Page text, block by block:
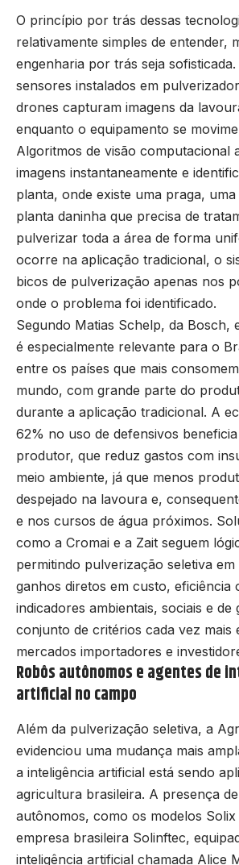
O princípio por trás dessas
relativamente simples de entender,
engenharia por trás seja sofisticada.
sensores instalados em
drones capturam imagens da
enquanto o equipamento se
Algoritmos de visão computacional
imagens instantaneamente e
planta, onde existe uma praga,
planta daninha que precisa de
pulverizar toda a área de forma
ocorre na aplicação tradicional, o
bicos de pulverização apenas nos
onde o problema foi identificado.
Segundo Matias Schelp, da Bosch,
é especialmente relevante para o
entre os países que mais
mundo, com grande parte do
durante a aplicação tradicional. A
62% no uso de defensivos
produtor, que reduz gastos com
meio ambiente, já que menos
despejado na lavoura e,
e nos cursos de água próximos.
como a Cromai e a Zait seguem
permitindo pulverização seletiva
ganhos diretos em custo, eficiência
indicadores ambientais, sociais e de
conjunto de critérios cada vez mais
mercados importadores e
Robôs autônomos e agentes de
artificial no campo
Além da pulverização seletiva, a
evidenciou uma mudança mais
a inteligência artificial está sendo
agricultura brasileira. A presença
autônomos, como os modelos Solix
empresa brasileira Solinftec,
inteligência artificial chamada Alice